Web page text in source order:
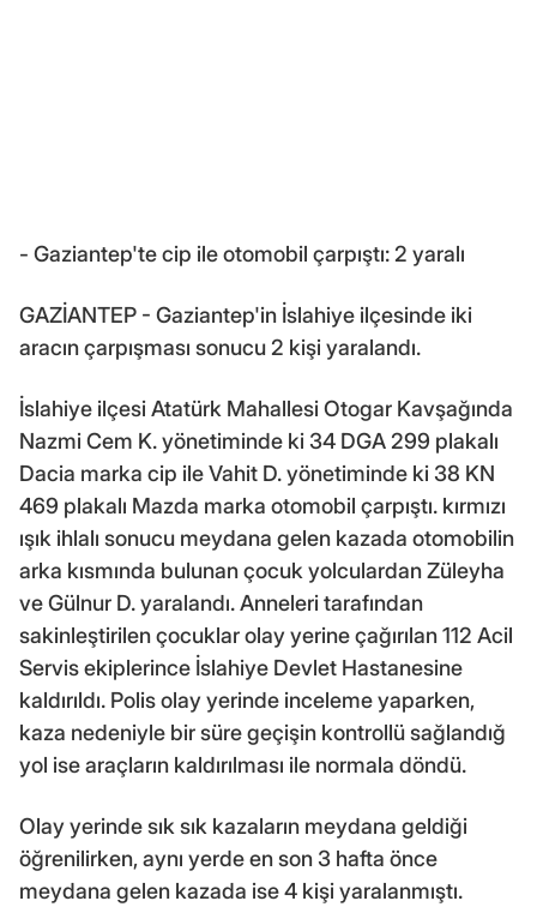
- Gaziantep'te cip ile otomobil çarpıştı: 2 yaralı
GAZİANTEP - Gaziantep'in İslahiye ilçesinde iki
aracın çarpışması sonucu 2 kişi yaralandı.
İslahiye ilçesi Atatürk Mahallesi Otogar Kavşağında
Nazmi Cem K. yönetiminde ki 34 DGA 299 plakalı
Dacia marka cip ile Vahit D. yönetiminde ki 38 KN
469 plakalı Mazda marka otomobil çarpıştı. kırmızı
ışık ihlalı sonucu meydana gelen kazada otomobilin
arka kısmında bulunan çocuk yolculardan Züleyha
ve Gülnur D. yaralandı. Anneleri tarafından
sakinleştirilen çocuklar olay yerine çağırılan 112 Acil
Servis ekiplerince İslahiye Devlet Hastanesine
kaldırıldı. Polis olay yerinde inceleme yaparken,
kaza nedeniyle bir süre geçişin kontrollü sağlandığ
yol ise araçların kaldırılması ile normala döndü.
Olay yerinde sık sık kazaların meydana geldiği
öğrenilirken, aynı yerde en son 3 hafta önce
meydana gelen kazada ise 4 kişi yaralanmıştı.